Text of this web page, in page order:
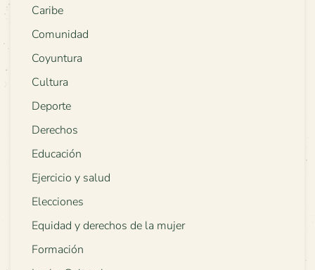
Caribe
Comunidad
Coyuntura
Cultura
Deporte
Derechos
Educación
Ejercicio y salud
Elecciones
Equidad y derechos de la mujer
Formación